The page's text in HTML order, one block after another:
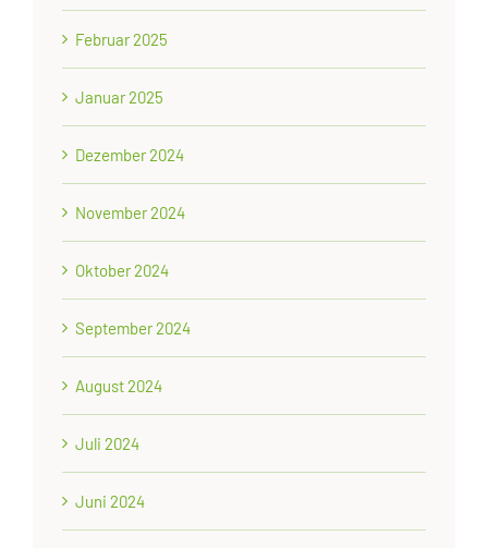
Februar 2025
Januar 2025
Dezember 2024
November 2024
Oktober 2024
September 2024
August 2024
Juli 2024
Juni 2024